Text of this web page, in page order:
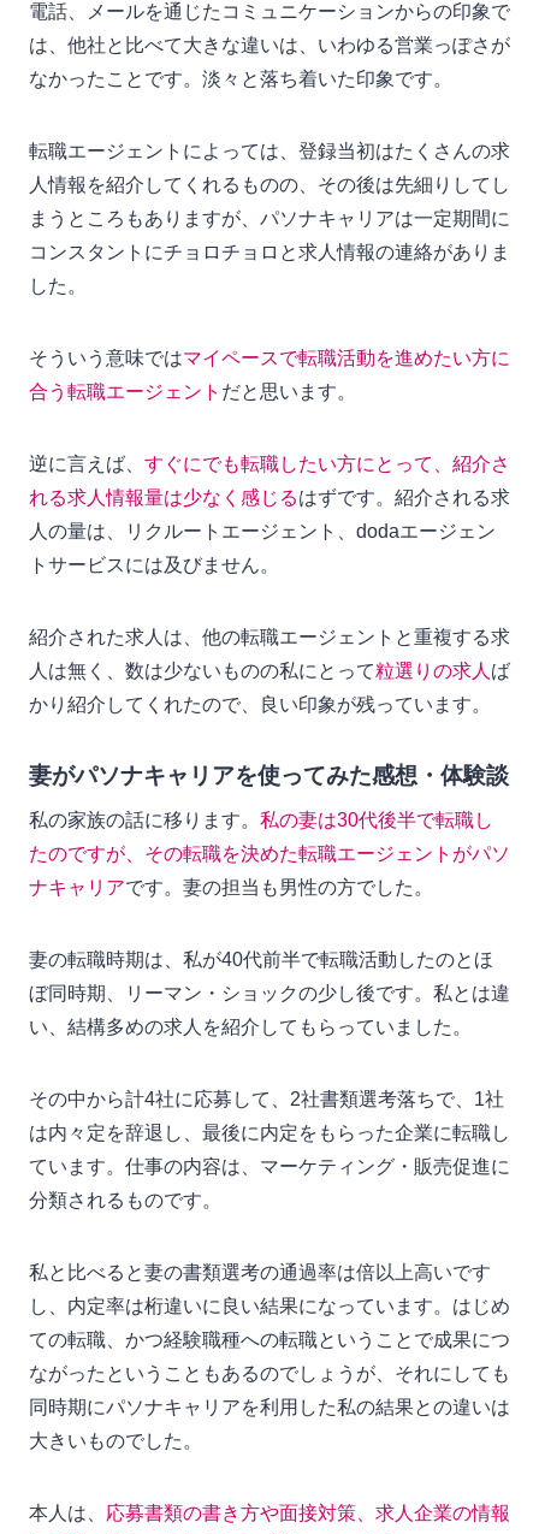
電話、メールを通じたコミュニケーションからの印象で
は、他社と比べて大きな違いは、いわゆる営業っぽさが
なかったことです。淡々と落ち着いた印象です。
転職エージェントによっては、登録当初はたくさんの求
人情報を紹介してくれるものの、その後は先細りしてし
まうところもありますが、パソナキャリアは一定期間に
コンスタントにチョロチョロと求人情報の連絡がありま
した。
そういう意味ではマイペースで転職活動を進めたい方に
合う転職エージェント だと思います。
逆に言えば、 すぐにでも転職したい方にとって、紹介さ
れる求人情報量は少なく感じるはずです。紹介される求
人の量は、リクルートエージェント、dodaエージェン
トサービスには及びません。
紹介された求人は、他の転職エージェントと重複する求
人は無く、数は少ないものの私にとって粒選りの求人 ば
かり紹介してくれたので、良い印象が残っています。
妻がパソナキャリアを使ってみた感想・体験談
私の家族の話に移ります。 私の妻は30代後半で転職し
たのですが、その転職を決めた転職エージェントがパソ
ナキャリアです。妻の担当も男性の方でした。
妻の転職時期は、私が40代前半で転職活動したのとほ
ぼ同時期、リーマン・ショックの少し後です。私とは違
い、結構多めの求人を紹介してもらっていました。
その中から計4社に応募して、2社書類選考落ちで、1社
は内々定を辞退し、最後に内定をもらった企業に転職し
ています。仕事の内容は、マーケティング・販売促進に
分類されるものです。
私と比べると妻の書類選考の通過率は倍以上高いです
し、内定率は桁違いに良い結果になっています。はじめ
ての転職、かつ経験職種への転職ということで成果につ
ながったということもあるのでしょうが、それにしても
同時期にパソナキャリアを利用した私の結果との違いは
大きいものでした。
本人は、 応募書類の書き方や面接対策、求人企業の情報